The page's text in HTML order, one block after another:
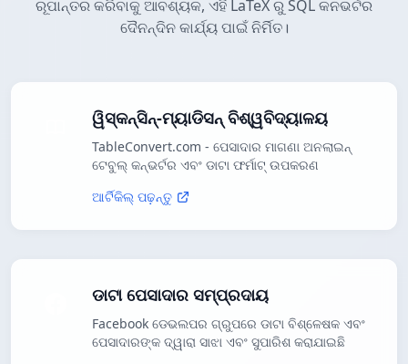
ରୂପାନ୍ତର କରିବାକୁ ଆବଶ୍ୟକ, ଏହି LaTeX ରୁ SQL କନଭର୍ଟର
ଦୈନନ୍ଦିନ କାର୍ଯ୍ୟ ପାଇଁ ନିର୍ମିତ।
ୱିସ୍କନ୍ସିନ୍-ମ୍ୟାଡିସନ୍ ବିଶ୍ୱବିଦ୍ୟାଳୟ
TableConvert.com - ପେସାଦାର ମାଗଣା ଅନଲାଇନ୍
ଟେବୁଲ୍ କନ୍ଭର୍ଟର ଏବଂ ଡାଟା ଫର୍ମାଟ୍ ଉପକରଣ
ଆର୍ଟିକିଲ୍ ପଢ଼ନ୍ତୁ
ଡାଟା ପେସାଦାର ସମ୍ପ୍ରଦାୟ
Facebook ଡେଭଲପର ଗ୍ରୁପରେ ଡାଟା ବିଶ୍ଳେଷକ ଏବଂ
ପେସାଦାରଙ୍କ ଦ୍ୱାରା ସାଝା ଏବଂ ସୁପାରିଶ କରାଯାଇଛି